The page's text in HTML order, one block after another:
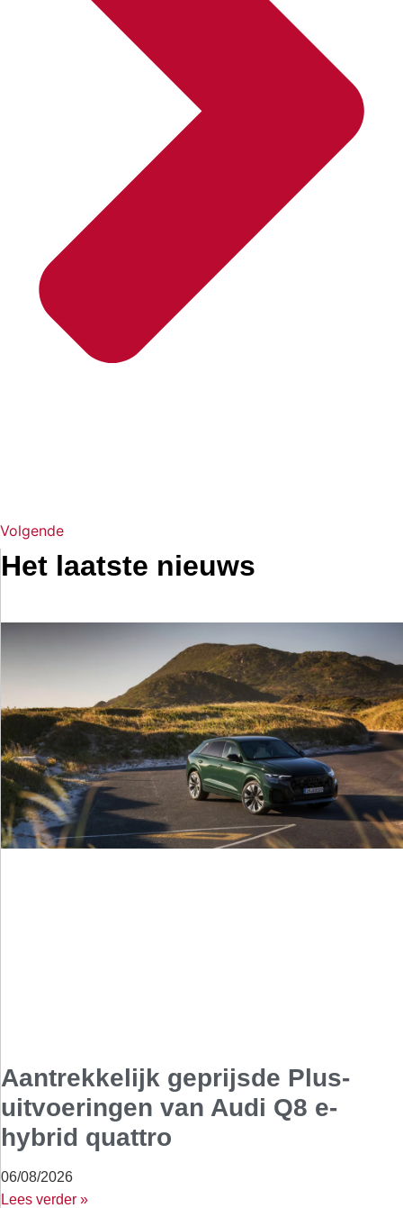
Volgende
Het laatste nieuws
Aantrekkelijk geprijsde Plus-
uitvoeringen van Audi Q8 e-
hybrid quattro
06/08/2026
Lees verder »